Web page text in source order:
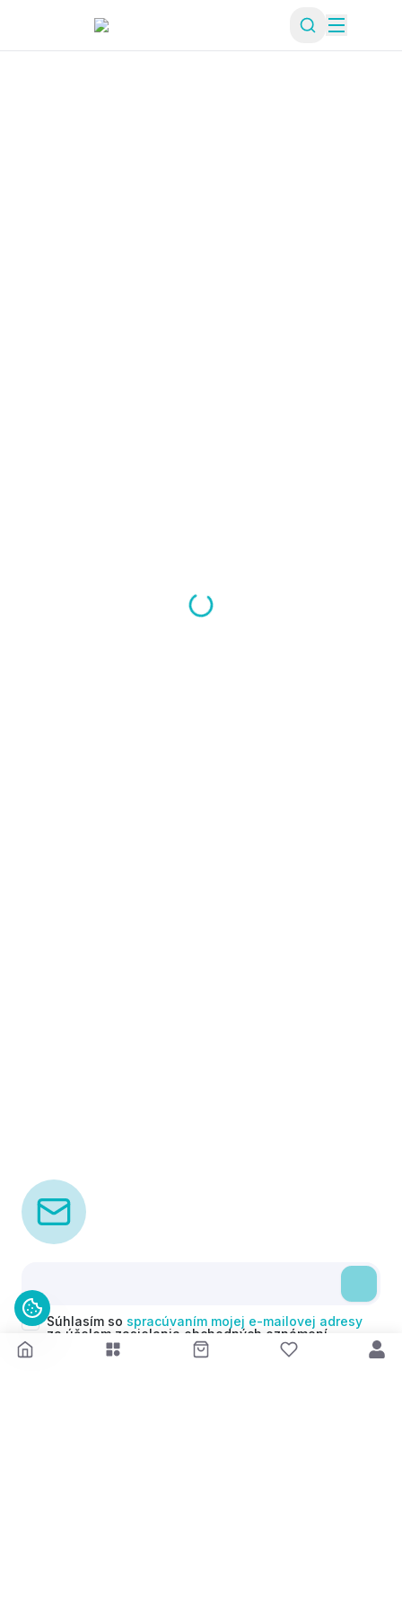
Súhlasím so spracúvaním mojej e-mailovej adresy
za účelom zasielania obchodných oznámení
(newsletterov) v súlade s čl. 6 ods. 1 písm. a)
Nariadenia GDPR. Svoj súhlas môžem kedykoľvek